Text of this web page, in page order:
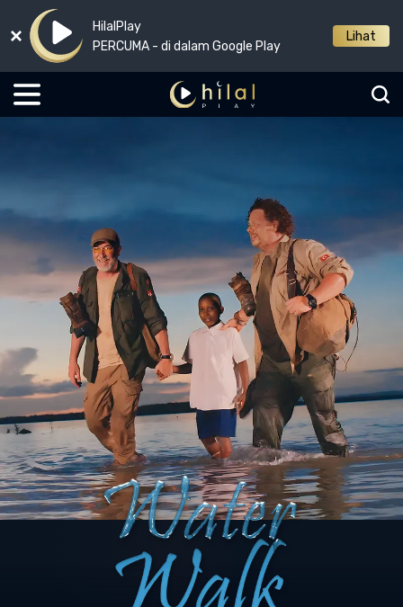
HilalPlay
PERCUMA - di dalam Google Play
Lihat